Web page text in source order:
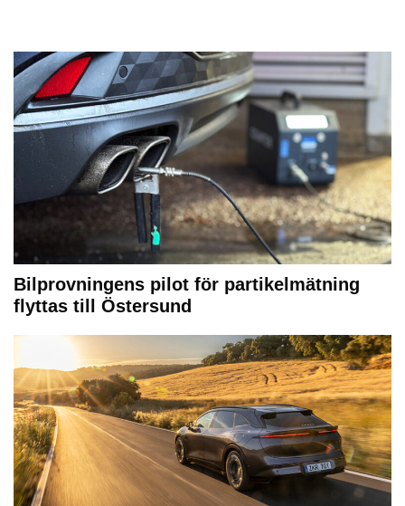
Bilprovningens pilot för partikelmätning
flyttas till Östersund